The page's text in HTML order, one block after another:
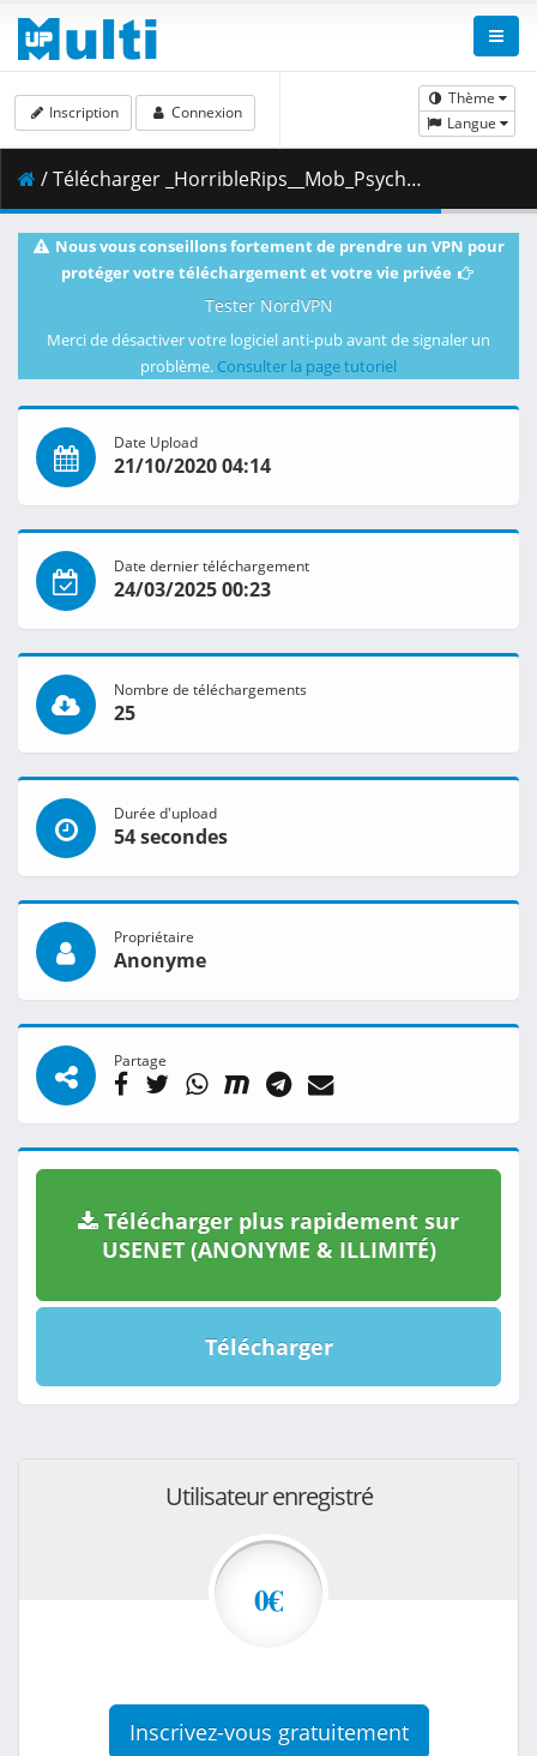
Thème
Langue
Inscription Connexion
/ Télécharger _HorribleRips__Mob_Psycho_100_-_05__720p_.mkv.002 ( 356.03 MB )
Nous vous conseillons fortement de prendre un VPN pour
protéger votre téléchargement et votre vie privée
Tester NordVPN
Merci de désactiver votre logiciel anti-pub avant de signaler un
problème. Consulter la page tutoriel
Date Upload
21/10/2020 04:14
Date dernier téléchargement
24/03/2025 00:23
Nombre de téléchargements
25
Durée d'upload
54 secondes
Propriétaire
Anonyme
Partage
Télécharger plus rapidement sur
USENET (ANONYME & ILLIMITÉ)
Télécharger
Utilisateur enregistré
0€
Inscrivez-vous gratuitement